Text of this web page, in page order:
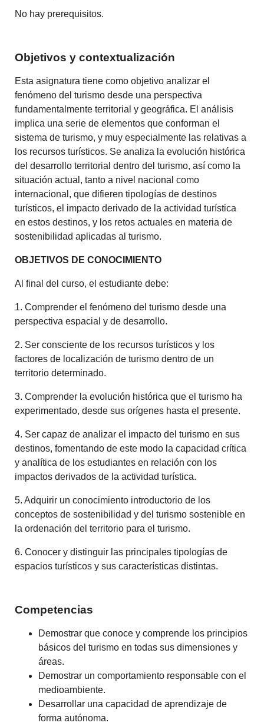
No hay prerequisitos.
Objetivos y contextualización
Esta asignatura tiene como objetivo analizar el
fenómeno del turismo desde una perspectiva
fundamentalmente territorial y geográfica. El análisis
implica una serie de elementos que conforman el
sistema de turismo, y muy especialmente las relativas a
los recursos turísticos. Se analiza la evolución histórica
del desarrollo territorial dentro del turismo, así como la
situación actual, tanto a nivel nacional como
internacional, que difieren tipologías de destinos
turísticos, el impacto derivado de la actividad turística
en estos destinos, y los retos actuales en materia de
sostenibilidad aplicadas al turismo.
OBJETIVOS DE CONOCIMIENTO
Al final del curso, el estudiante debe:
1. Comprender el fenómeno del turismo desde una
perspectiva espacial y de desarrollo.
2. Ser consciente de los recursos turísticos y los
factores de localización de turismo dentro de un
territorio determinado.
3. Comprender la evolución histórica que el turismo ha
experimentado, desde sus orígenes hasta el presente.
4. Ser capaz de analizar el impacto del turismo en sus
destinos, fomentando de este modo la capacidad crítica
y analítica de los estudiantes en relación con los
impactos derivados de la actividad turística.
5. Adquirir un conocimiento introductorio de los
conceptos de sostenibilidad y del turismo sostenible en
la ordenación del territorio para el turismo.
6. Conocer y distinguir las principales tipologías de
espacios turísticos y sus características distintas.
Competencias
Demostrar que conoce y comprende los principios
básicos del turismo en todas sus dimensiones y
áreas.
Demostrar un comportamiento responsable con el
medioambiente.
Desarrollar una capacidad de aprendizaje de
forma autónoma.